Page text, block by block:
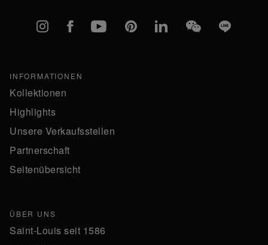
Instagram
FacebookYouTubePinterestlinkedInWeChatLine
INFORMATIONEN
Kollektionen
Highlights
Unsere Verkaufsstellen
Partnerschaft
Seitenübersicht
ÜBER UNS
Saint-Louis seit 1586